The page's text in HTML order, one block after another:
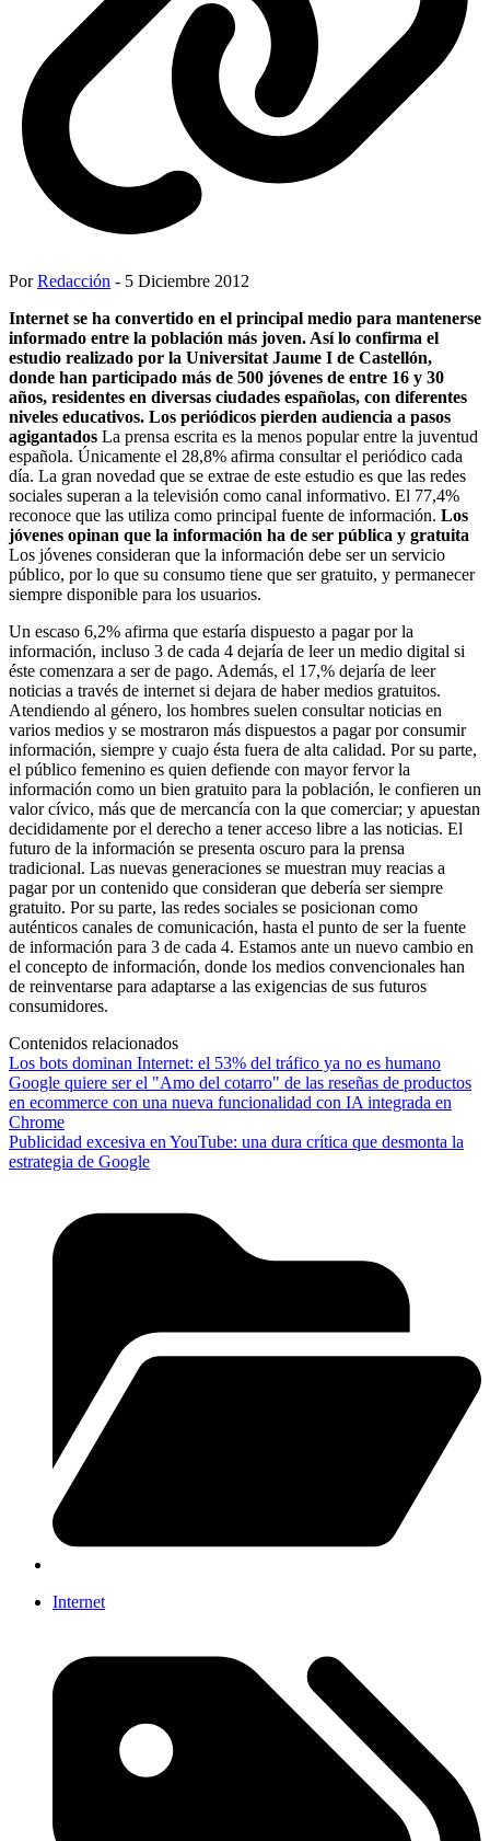
PorRedacción - 5 Diciembre 2012
Internet se ha convertido en el principal medio para mantenerse
informado entre la población más joven. Así lo confirma el
estudio realizado por la Universitat Jaume I de Castellón,
donde han participado más de 500 jóvenes de entre 16 y 30
años, residentes en diversas ciudades españolas, con diferentes
niveles educativos. Los periódicos pierden audiencia a pasos
agigantados La prensa escrita es la menos popular entre la juventud
española. Únicamente el 28,8% afirma consultar el periódico cada
día. La gran novedad que se extrae de este estudio es que las redes
sociales superan a la televisión como canal informativo. El 77,4%
reconoce que las utiliza como principal fuente de información. Los
jóvenes opinan que la información ha de ser pública y gratuita
Los jóvenes consideran que la información debe ser un servicio
público, por lo que su consumo tiene que ser gratuito, y permanecer
siempre disponible para los usuarios.
Un escaso 6,2% afirma que estaría dispuesto a pagar por la
información, incluso 3 de cada 4 dejaría de leer un medio digital si
éste comenzara a ser de pago. Además, el 17,% dejaría de leer
noticias a través de internet si dejara de haber medios gratuitos.
Atendiendo al género, los hombres suelen consultar noticias en
varios medios y se mostraron más dispuestos a pagar por consumir
información, siempre y cuajo ésta fuera de alta calidad. Por su parte,
el público femenino es quien defiende con mayor fervor la
información como un bien gratuito para la población, le confieren un
valor cívico, más que de mercancía con la que comerciar; y apuestan
decididamente por el derecho a tener acceso libre a las noticias. El
futuro de la información se presenta oscuro para la prensa
tradicional. Las nuevas generaciones se muestran muy reacias a
pagar por un contenido que consideran que debería ser siempre
gratuito. Por su parte, las redes sociales se posicionan como
auténticos canales de comunicación, hasta el punto de ser la fuente
de información para 3 de cada 4. Estamos ante un nuevo cambio en
el concepto de información, donde los medios convencionales han
de reinventarse para adaptarse a las exigencias de sus futuros
consumidores.
Contenidos relacionados
Los bots dominan Internet: el 53% del tráfico ya no es humano
Google quiere ser el "Amo del cotarro" de las reseñas de productos
en ecommerce con una nueva funcionalidad con IA integrada en
Chrome
Publicidad excesiva en YouTube: una dura crítica que desmonta la
estrategia de Google
Internet